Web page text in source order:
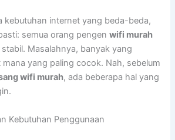
kebutuhan internet yang beda-beda,
semua orang pengenwifi murah
Masalahnya, banyak yang
yang paling cocok. Nah, sebelum
wifi murah, ada beberapa hal yang
Kebutuhan Penggunaan